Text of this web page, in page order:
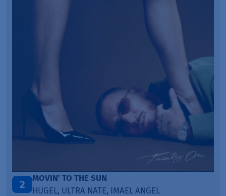
3
LEGENDARY LOVERS (SAVE ME)
KATY PERRY & CHIEF KEEF